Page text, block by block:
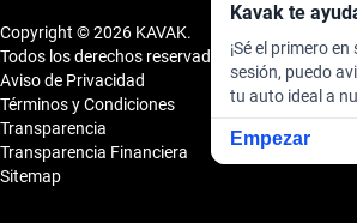
Kavak te
¡Sé el primero
sesión, puedo
tu auto ideal a
Empezar
Copyright © 2026 KAVAK.
Todos los derechos reservados.
Aviso de Privacidad
Términos y Condiciones
Transparencia
Transparencia Financiera
Sitemap